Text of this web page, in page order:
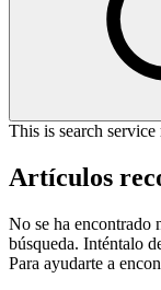
This is search
Artículos
No se ha encontrado
búsqueda. Inténtalo
Para ayudarte a